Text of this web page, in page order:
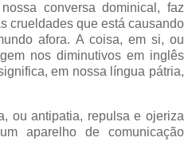
conversa dominical, faz
crueldades que está causando
afora. A coisa, em si, ou
nos diminutivos em inglês
em nossa língua pátria,
ou antipatia, repulsa e ojeriza
aparelho de comunicação